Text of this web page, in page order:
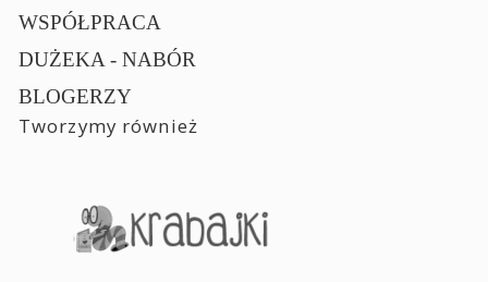
WSPÓŁPRACA
DUŻEKA - NABÓR
BLOGERZY
Tworzymy również